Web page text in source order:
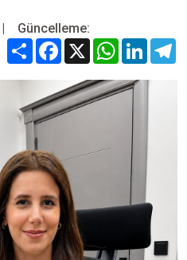
|
Güncelleme:
Share Facebook
X WhatsApp